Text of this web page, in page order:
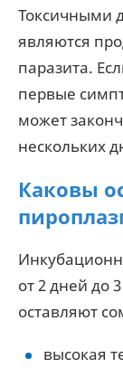
Токсичными
являются
паразита.
первые
может
нескольких
Каковы
от 2 дней до
оставляют
высокая